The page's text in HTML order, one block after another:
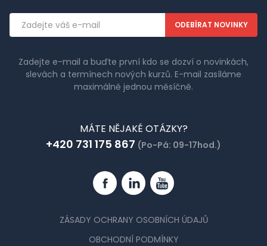
Emailová
adresa
Zadejte e-mail a buďte první kdo se dozví o novinkách,
slevách a termínech nových kurzů. E-mail zasíláme
maximálně jednou měsíčně.
MÁTE NĚJAKÉ OTÁZKY?
+420 731 175 867 (Po-Pá: 09-17hod.)
FacebookLinkedinYouTube
ZÁSADY OCHRANY OSOBNÍCH ÚDAJŮ
OBCHODNÍ PODMÍNKY